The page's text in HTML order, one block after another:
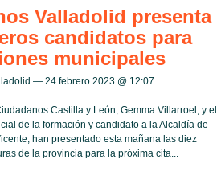
Valladolid presenta
candidatos para
municipales
— 24 febrero 2023 @ 12:07
Castilla y León, Gemma Villarroel, y el
de la formación y candidato a la Alcaldía de
han presentado esta mañana las diez
de la provincia para la próxima cita...